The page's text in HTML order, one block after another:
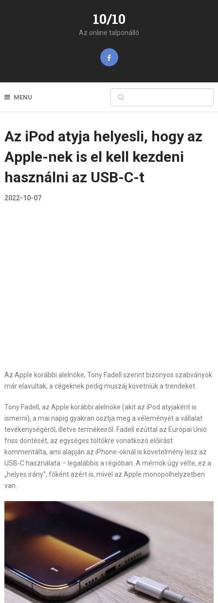
10/10
Az online talponálló
MENU
Az iPod atyja helyesli, hogy az
Apple-nek is el kell kezdeni
használni az USB-C-t
2022-10-07
Az Apple korábbi alelnöke, Tony Fadell szerint bizonyos szabványok
már elavultak, a cégeknek pedig muszáj követniük a trendeket.
Tony Fadell, az Apple korábbi alelnöke (akit az iPod atyjaként is
ismerni), a mai napig gyakran osztja meg a véleményét a vállalat
tevékenységéről, illetve termékeiről. Fadell ezúttal az Európai Unió
friss döntését, az egységes töltőkre vonatkozó előírást
kommentálta, ami alapján az iPhone-oknál is követelmény lesz az
USB-C használata – legalábbis a régióban. A mérnök úgy vélte, ez a
„helyes irány”, főként azért is, mivel az Apple monopolhelyzetben
van.